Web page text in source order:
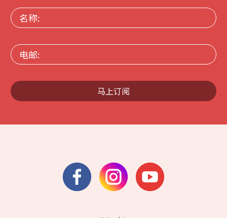
名
称:
电
邮:
马上订阅